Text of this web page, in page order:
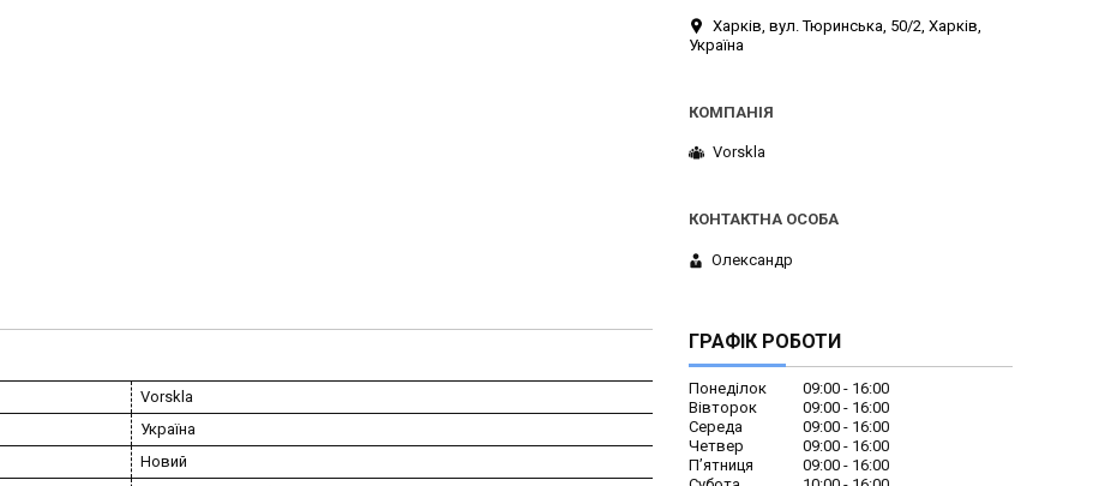
Vorskla
Україна
Новий
Харків, вул. Тюринська, 50/2, Харків,
Україна
Vorskla
Олександр
ГРАФІК РОБОТИ
Понеділок 09:00
16:00
Вівторок
09:00
16:00
Середа
09:00
16:00
Четвер
09:00
16:00
Пʼятниця
09:00
16:00